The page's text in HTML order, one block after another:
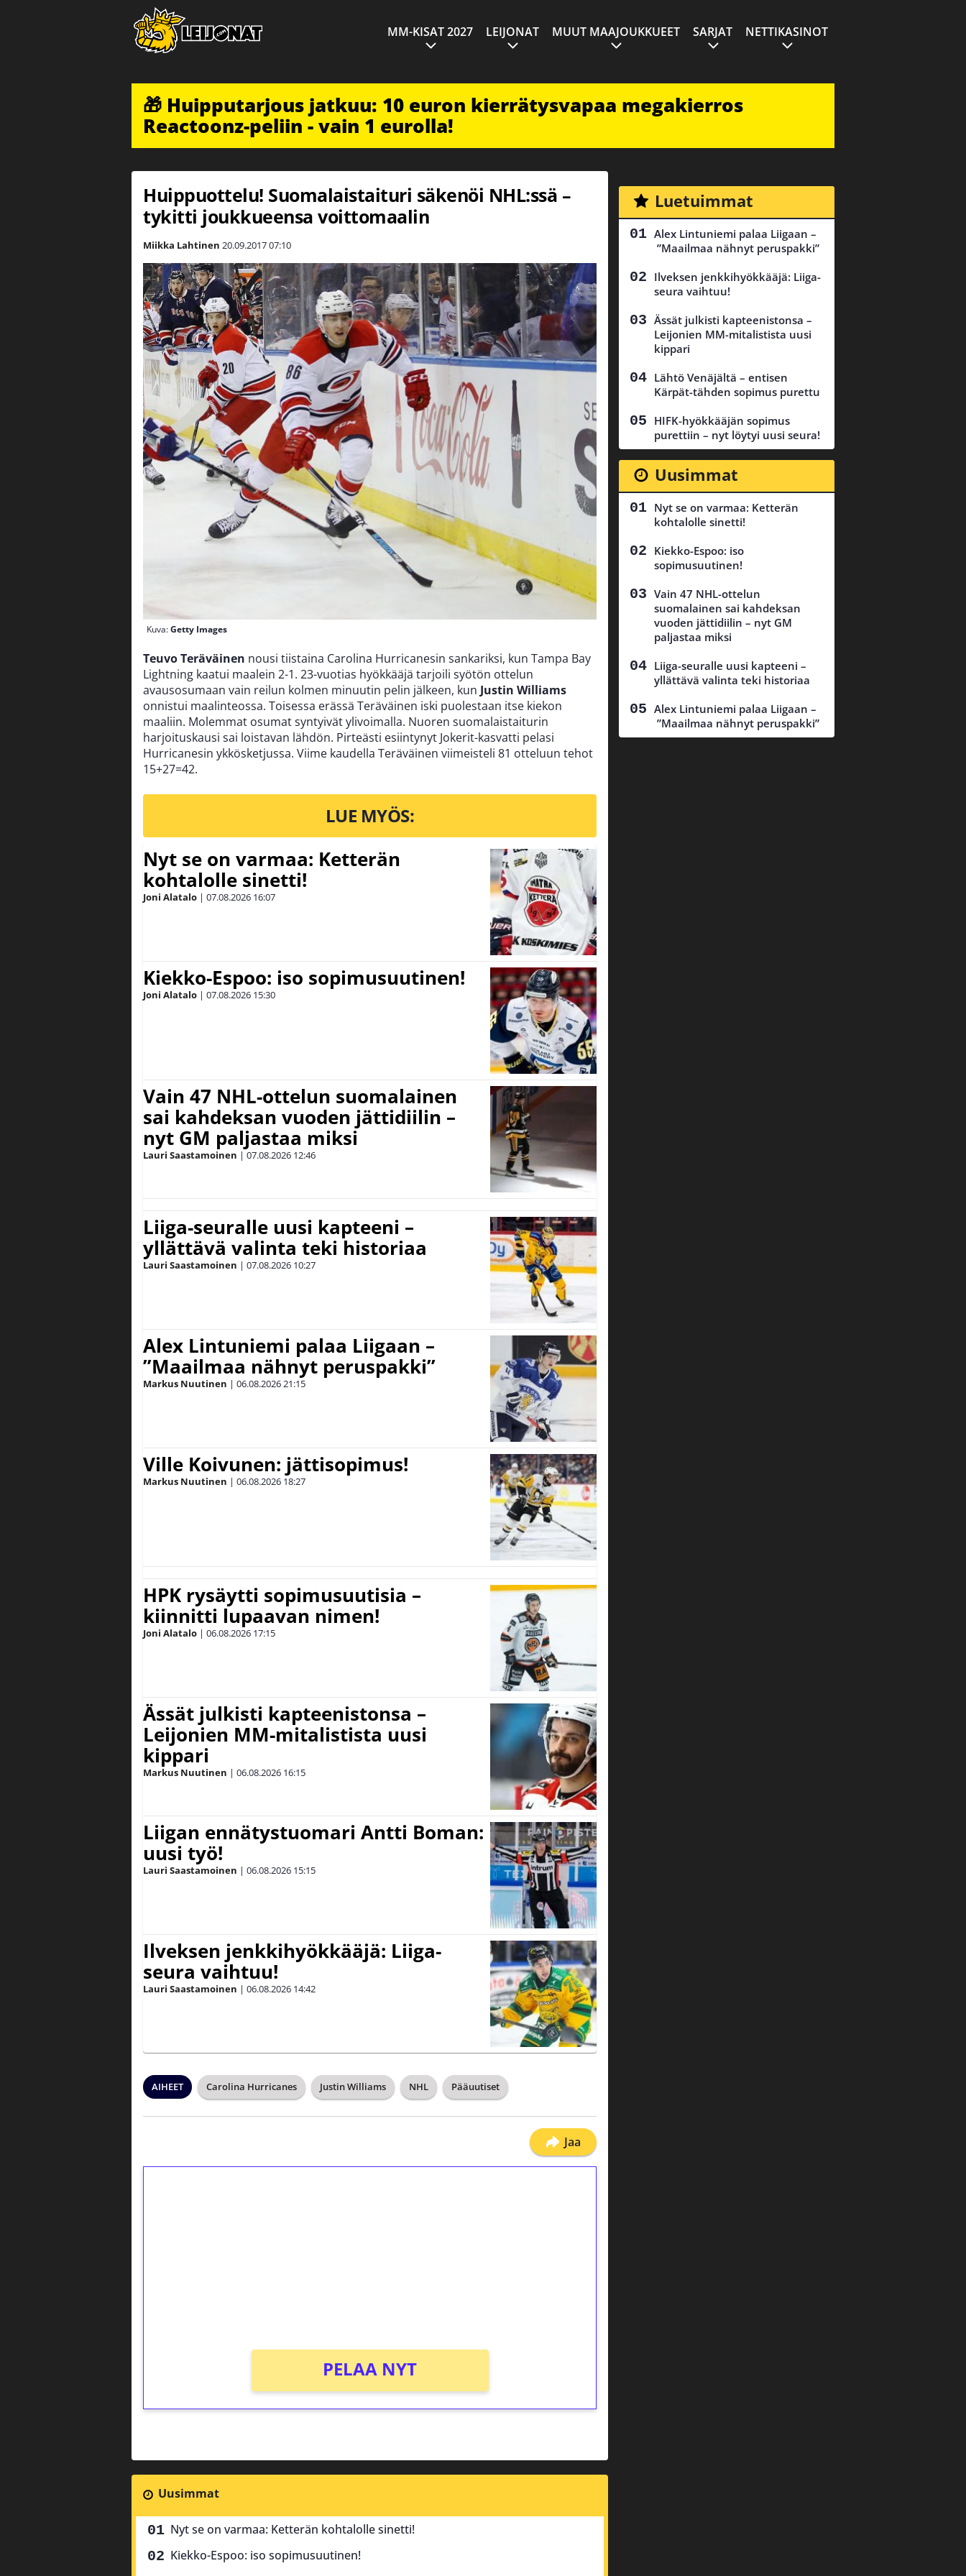
MM-KISAT 2027 LEIJONAT MUUT MAAJOUKKUEET SARJAT NETTIKASINOT
🎁 Huipputarjous jatkuu: 10 euron kierrätysvapaa megakierros
Reactoonz-peliin - vain 1 eurolla!
Huippuottelu! Suomalaistaituri säkenöi NHL:ssä –
tykitti joukkueensa voittomaalin
Miikka Lahtinen 20.09.201707:10
Kuva:Getty Images
Teuvo Teräväinen nousi tiistaina Carolina Hurricanesin sankariksi, kun Tampa Bay
Lightning kaatui maalein 2-1. 23-vuotias hyökkääjä tarjoili syötön ottelun
avausosumaan vain reilun kolmen minuutin pelin jälkeen, kun Justin Williams
onnistui maalinteossa. Toisessa erässä Teräväinen iski puolestaan itse kiekon
maaliin. Molemmat osumat syntyivät ylivoimalla. Nuoren suomalaistaiturin
harjoituskausi sai loistavan lähdön. Pirteästi esiintynyt Jokerit-kasvatti pelasi
Hurricanesin ykkösketjussa. Viime kaudella Teräväinen viimeisteli 81 otteluun tehot
15+27=42.
LUE MYÖS:
Nyt se on varmaa: Ketterän
kohtalolle sinetti!
Joni Alatalo | 07.08.2026 16:07
Kiekko-Espoo: iso sopimusuutinen!
Joni Alatalo | 07.08.2026 15:30
Vain 47 NHL-ottelun suomalainen
sai kahdeksan vuoden jättidiilin –
nyt GM paljastaa miksi
Lauri Saastamoinen | 07.08.2026 12:46
Liiga-seuralle uusi kapteeni –
yllättävä valinta teki historiaa
Lauri Saastamoinen | 07.08.2026 10:27
Alex Lintuniemi palaa Liigaan –
”Maailmaa nähnyt peruspakki”
Markus Nuutinen | 06.08.202621:15
Ville Koivunen: jättisopimus!
Markus Nuutinen | 06.08.2026 18:27
HPK rysäytti sopimusuutisia –
kiinnitti lupaavan nimen!
Joni Alatalo | 06.08.2026 17:15
Ässät julkisti kapteenistonsa –
Leijonien MM-mitalistista uusi
kippari
Markus Nuutinen | 06.08.2026 16:15
Liigan ennätystuomari Antti Boman:
uusi työ!
Lauri Saastamoinen | 06.08.2026 15:15
Ilveksen jenkkihyökkääjä: Liiga-
seura vaihtuu!
Lauri Saastamoinen | 06.08.2026 14:42
AIHEET Carolina Hurricanes Justin Williams NHL Pääuutiset
Jaa
PELAA NYT
Uusimmat
Nyt se on varmaa: Ketterän kohtalolle sinetti!
Kiekko-Espoo: iso sopimusuutinen!
Luetuimmat
Alex Lintuniemi palaa Liigaan –
”Maailmaa nähnyt peruspakki”
Ilveksen jenkkihyökkääjä: Liiga-
seura vaihtuu!
Ässät julkisti kapteenistonsa –
Leijonien MM-mitalistista uusi
kippari
Lähtö Venäjältä – entisen
Kärpät-tähden sopimus purettu
HIFK-hyökkääjän sopimus
purettiin – nyt löytyi uusi seura!
Uusimmat
Nyt se on varmaa: Ketterän
kohtalolle sinetti!
Kiekko-Espoo: iso
sopimusuutinen!
Vain 47 NHL-ottelun
suomalainen sai kahdeksan
vuoden jättidiilin – nyt GM
paljastaa miksi
Liiga-seuralle uusi kapteeni –
yllättävä valinta teki historiaa
Alex Lintuniemi palaa Liigaan –
”Maailmaa nähnyt peruspakki”